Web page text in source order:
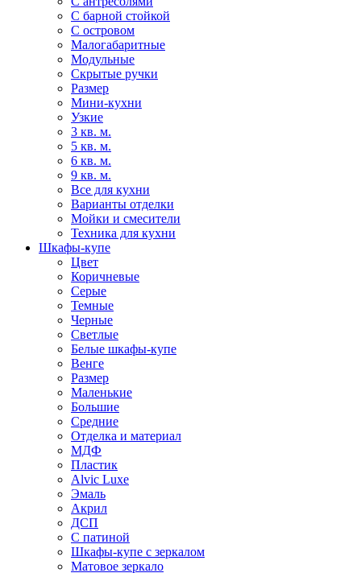
С барной стойкой
С островом
Малогабаритные
Модульные
Скрытые ручки
Размер
Мини-кухни
Узкие
3 кв. м.
5 кв. м.
6 кв. м.
9 кв. м.
Все для кухни
Варианты отделки
Мойки и смесители
Техника для кухни
Шкафы-купе
Цвет
Коричневые
Серые
Темные
Черные
Светлые
Белые шкафы-купе
Венге
Размер
Маленькие
Большие
Средние
Отделка и материал
МДФ
Пластик
Alvic Luxe
Эмаль
Акрил
ДСП
С патиной
Шкафы-купе с зеркалом
Матовое зеркало